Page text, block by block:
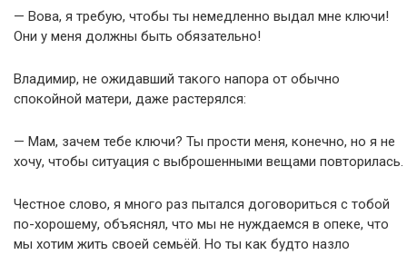
— Вова, я требую, чтобы ты немедленно выдал мне ключи!
Они у меня должны быть обязательно!
Владимир, не ожидавший такого напора от обычно
спокойной матери, даже растерялся:
— Мам, зачем тебе ключи? Ты прости меня, конечно, но я не
хочу, чтобы ситуация с выброшенными вещами повторилась.
Честное слово, я много раз пытался договориться с тобой
по-хорошему, объяснял, что мы не нуждаемся в опеке, что
мы хотим жить своей семьёй. Но ты как будто назло